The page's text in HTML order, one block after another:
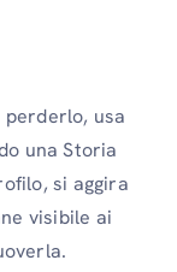
usa
una Storia
si aggira
visibile ai